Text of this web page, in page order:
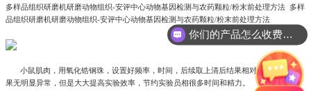
多样品组织研磨机研磨动物组织-安评中心动物基因检测与农药颗粒/粉末前处理方法 多样
品组织研磨机研磨动物组织-安评中心动物基因检测与农药颗粒/粉末前处理方法
小鼠肌肉，用氧化锆钢珠，设置好频率，时间，后续取上清后结果相对于手动研磨效
果无明显异常，但是大大提高实验效率，节约实验员相很多时间和精力。
你们的产品怎么收费的呢?